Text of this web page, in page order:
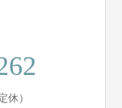
休）